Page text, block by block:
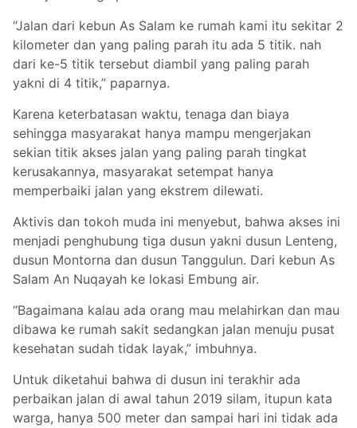
“Jalan dari kebun As Salam ke rumah kami itu sekitar 2
kilometer dan yang paling parah itu ada 5 titik. nah
dari ke-5 titik tersebut diambil yang paling parah
yakni di 4 titik,” paparnya.
Karena keterbatasan waktu, tenaga dan biaya
sehingga masyarakat hanya mampu mengerjakan
sekian titik akses jalan yang paling parah tingkat
kerusakannya, masyarakat setempat hanya
memperbaiki jalan yang ekstrem dilewati.
Aktivis dan tokoh muda ini menyebut, bahwa akses ini
menjadi penghubung tiga dusun yakni dusun Lenteng,
dusun Montorna dan dusun Tanggulun. Dari kebun As
Salam An Nuqayah ke lokasi Embung air.
“Bagaimana kalau ada orang mau melahirkan dan mau
dibawa ke rumah sakit sedangkan jalan menuju pusat
kesehatan sudah tidak layak,” imbuhnya.
Untuk diketahui bahwa di dusun ini terakhir ada
perbaikan jalan di awal tahun 2019 silam, itupun kata
warga, hanya 500 meter dan sampai hari ini tidak ada